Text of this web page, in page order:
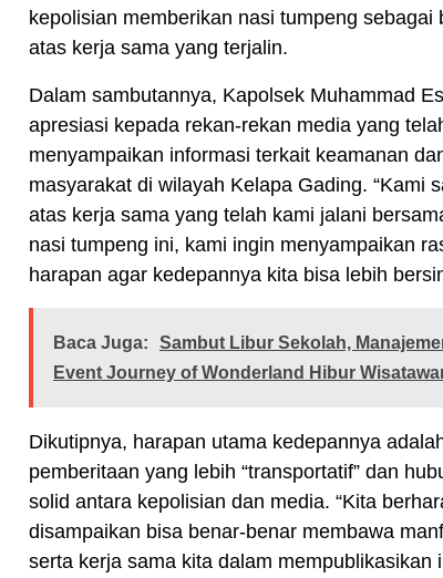
kepolisian memberikan nasi tumpeng sebagai
atas kerja sama yang terjalin.
Dalam sambutannya, Kapolsek Muhammad
apresiasi kepada rekan-rekan media yang
menyampaikan informasi terkait keamanan
masyarakat di wilayah Kelapa Gading. “Kami
atas kerja sama yang telah kami jalani
nasi tumpeng ini, kami ingin menyampaikan
harapan agar kedepannya kita bisa lebih
Baca Juga:
Sambut Libur Sekolah,
Event Journey of Wonderland Hibur
Dikutipnya, harapan utama kedepannya
pemberitaan yang lebih “transportatif” dan
solid antara kepolisian dan media. “Kita
disampaikan bisa benar-benar membawa
serta kerja sama kita dalam mempublikasikan